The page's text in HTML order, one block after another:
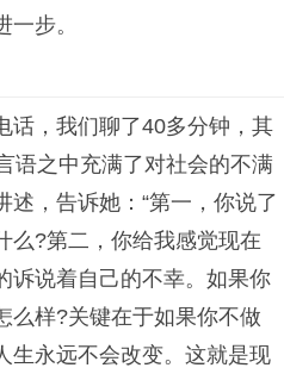
步。
话，我们聊了40多分钟，其
语之中充满了对社会的不满
，告诉她：“第一，你说了
么?第二，你给我感觉现在
诉说着自己的不幸。如果你
么样?关键在于如果你不做
生永远不会改变。这就是现